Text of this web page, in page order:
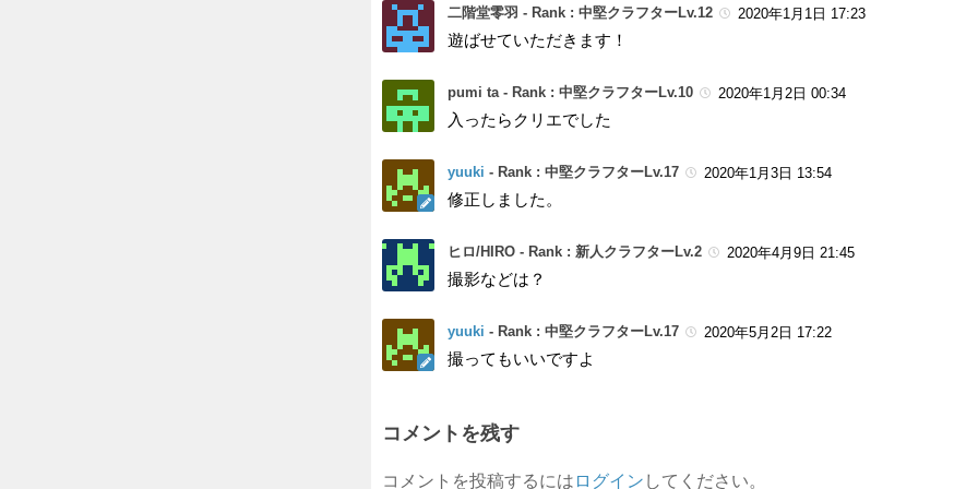
二階堂零羽 - Rank : 中堅クラフターLv.12 2020年1月1日 17:23
遊ばせていただきます！
pumi ta - Rank : 中堅クラフターLv.10 2020年1月2日 00:34
入ったらクリエでした
yuuki - Rank : 中堅クラフターLv.17 2020年1月3日 13:54
修正しました。
ヒロ/HIRO - Rank : 新人クラフターLv.2 2020年4月9日 21:45
撮影などは？
yuuki - Rank : 中堅クラフターLv.17 2020年5月2日 17:22
撮ってもいいですよ
コメントを残す
コメントを投稿するには ログイン してください。